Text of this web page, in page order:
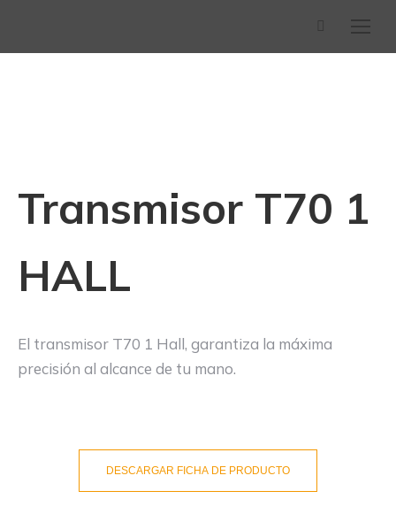
Buscar:
Transmisor T70 1
HALL
El transmisor T70 1 Hall, garantiza la máxima
precisión al alcance de tu mano.
DESCARGAR FICHA DE PRODUCTO